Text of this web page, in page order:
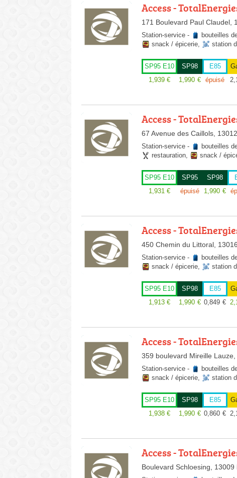
Access -
171 Boulevard Paul Claudel,
Station-service - bouteilles
snack / épicerie, station
SP95 E10
1,939 €
SP98
1,990 €
E85
épuisé
Access -
67 Avenue des Caillols,
Station-service - bouteilles
restauration, snack /
SP95 E10
1,931 €
SP95
épuisé
SP98
1,990 €
Access -
450 Chemin du Littoral,
Station-service - bouteilles
snack / épicerie, station
SP95 E10
1,913 €
SP98
1,990 €
E85
0,849 €
Access -
359 boulevard Mireille
Station-service - bouteilles
snack / épicerie, station
SP95 E10
1,938 €
SP98
1,990 €
E85
0,860 €
Access -
Boulevard Schloesing, 13009